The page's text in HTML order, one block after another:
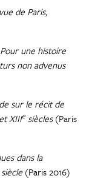
de Paris,
Pour une histoire
non advenus
sur le récit de
et XIIIe siècles(Paris
dans la
(Paris 2016)